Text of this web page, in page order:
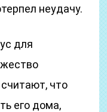
неудачу.
для
что
его дома,